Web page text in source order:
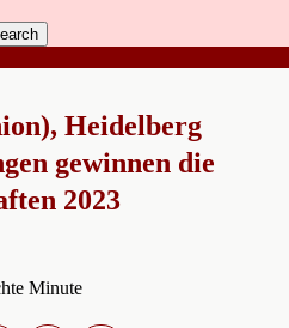
Heidelberg
gewinnen die
2023
Minute